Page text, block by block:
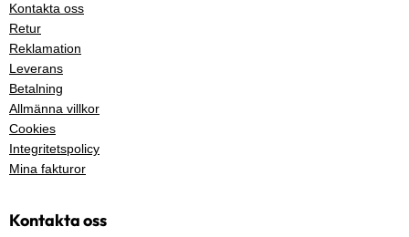
Kontakta oss
Retur
Reklamation
Leverans
Betalning
Allmänna villkor
Cookies
Integritetspolicy
Mina fakturor
Kontakta oss